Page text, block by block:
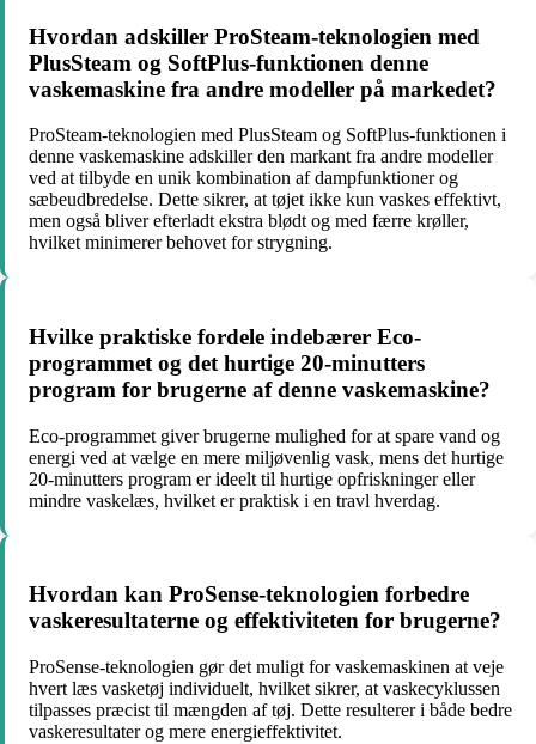
Hvordan adskiller ProSteam-teknologien med
PlusSteam og SoftPlus-funktionen denne
vaskemaskine fra andre modeller på markedet?
ProSteam-teknologien med PlusSteam og SoftPlus-funktionen i
denne vaskemaskine adskiller den markant fra andre modeller
ved at tilbyde en unik kombination af dampfunktioner og
sæbeudbredelse. Dette sikrer, at tøjet ikke kun vaskes effektivt,
men også bliver efterladt ekstra blødt og med færre krøller,
hvilket minimerer behovet for strygning.
Hvilke praktiske fordele indebærer Eco-
programmet og det hurtige 20-minutters
program for brugerne af denne vaskemaskine?
Eco-programmet giver brugerne mulighed for at spare vand og
energi ved at vælge en mere miljøvenlig vask, mens det hurtige
20-minutters program er ideelt til hurtige opfriskninger eller
mindre vaskelæs, hvilket er praktisk i en travl hverdag.
Hvordan kan ProSense-teknologien forbedre
vaskeresultaterne og effektiviteten for brugerne?
ProSense-teknologien gør det muligt for vaskemaskinen at veje
hvert læs vasketøj individuelt, hvilket sikrer, at vaskecyklussen
tilpasses præcist til mængden af tøj. Dette resulterer i både bedre
vaskeresultater og mere energieffektivitet.